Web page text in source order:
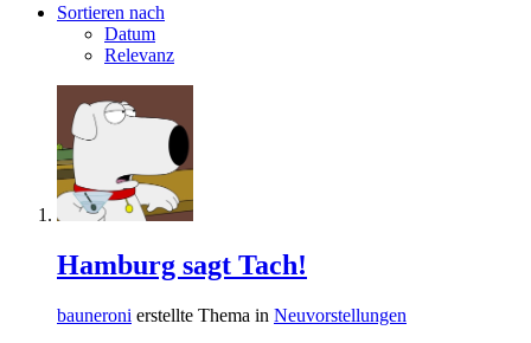
Sortieren nach
Datum
Relevanz
Hamburg sagt Tach!
bauneroni erstellte Thema in Neuvorstellungen